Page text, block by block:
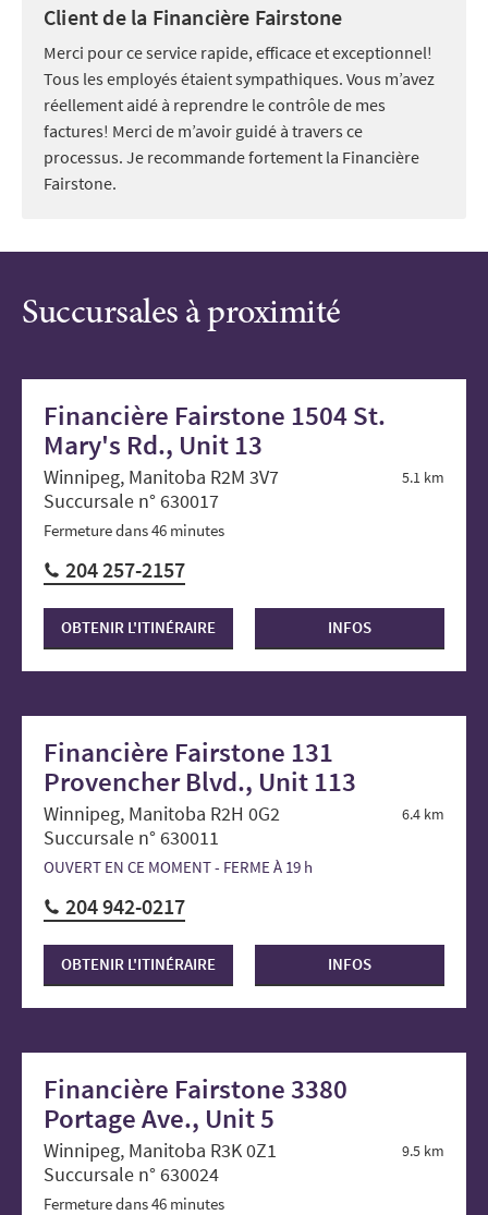
Client de la Financière Fairstone
Merci pour ce service rapide, efficace et exceptionnel!
Tous les employés étaient sympathiques. Vous m’avez
réellement aidé à reprendre le contrôle de mes
factures! Merci de m’avoir guidé à travers ce
processus. Je recommande fortement la Financière
Fairstone.
Succursales à proximité
Financière Fairstone 1504 St.
Mary's Rd., Unit 13
5.1 km
Winnipeg, Manitoba R2M 3V7
Succursale n° 630017
Fermeture dans 46 minutes
204 257-2157
OBTENIR L'ITINÉRAIRE INFOS
Financière Fairstone 131
Provencher Blvd., Unit 113
6.4 km
Winnipeg, Manitoba R2H 0G2
Succursale n° 630011
OUVERT EN CE MOMENT - FERME À 19 h
204 942-0217
OBTENIR L'ITINÉRAIRE INFOS
Financière Fairstone 3380
Portage Ave., Unit 5
9.5 km
Winnipeg, Manitoba R3K 0Z1
Succursale n° 630024
Fermeture dans 46 minutes